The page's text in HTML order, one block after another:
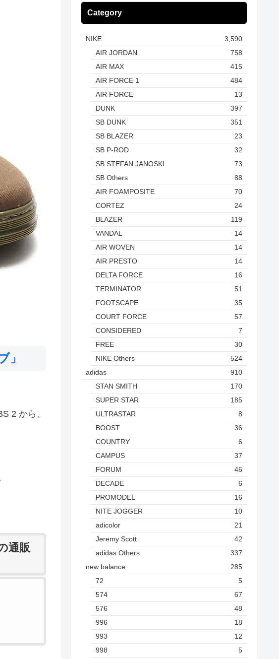
」
2 から、
通販
Category
NIKE
3,590
AIR JORDAN
758
AIR MAX
415
AIR FORCE 1
484
AIR FORCE
13
DUNK
397
SB DUNK
351
SB BLAZER
23
SB P-ROD
32
SB STEFAN JANOSKI
73
SB Others
88
AIR FOAMPOSITE
70
CORTEZ
24
BLAZER
119
VANDAL
14
AIR WOVEN
14
AIR PRESTO
14
DELTA FORCE
16
TERMINATOR
51
FOOTSCAPE
35
COURT FORCE
57
CONSIDERED
7
FREE
30
NIKE Others
524
adidas
910
STAN SMITH
170
SUPER STAR
185
ULTRASTAR
8
BOOST
36
COUNTRY
6
CAMPUS
37
FORUM
46
DECADE
6
PROMODEL
16
NITE JOGGER
10
adicolor
21
Jeremy Scott
42
adidas Others
337
new balance
285
72
5
574
67
576
48
996
18
993
12
998
5